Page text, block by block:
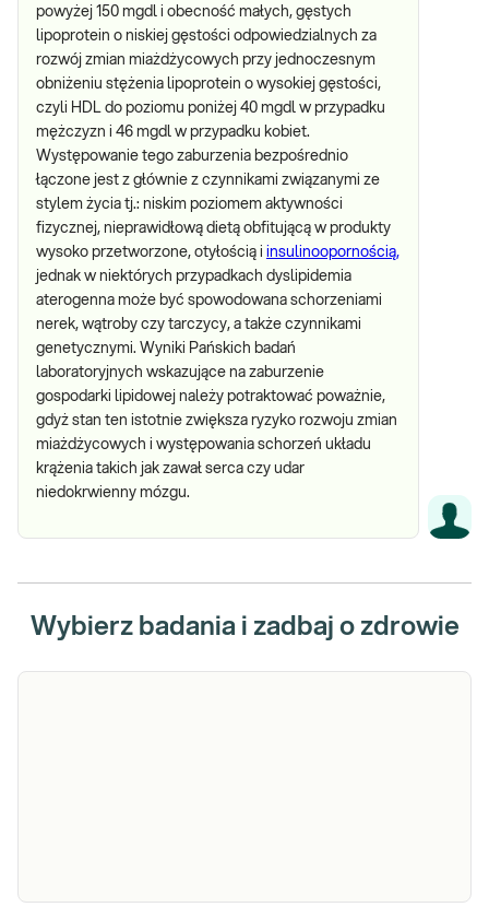
powyżej 150 mgdl i obecność małych, gęstych
lipoprotein o niskiej gęstości odpowiedzialnych za
rozwój zmian miażdżycowych przy jednoczesnym
obniżeniu stężenia lipoprotein o wysokiej gęstości,
czyli HDL do poziomu poniżej 40 mgdl w przypadku
mężczyzn i 46 mgdl w przypadku kobiet.
Występowanie tego zaburzenia bezpośrednio
łączone jest z głównie z czynnikami związanymi ze
stylem życia tj.: niskim poziomem aktywności
fizycznej, nieprawidłową dietą obfitującą w produkty
wysoko przetworzone, otyłością i insulinoopornością,
jednak w niektórych przypadkach dyslipidemia
aterogenna może być spowodowana schorzeniami
nerek, wątroby czy tarczycy, a także czynnikami
genetycznymi. Wyniki Pańskich badań
laboratoryjnych wskazujące na zaburzenie
gospodarki lipidowej należy potraktować poważnie,
gdyż stan ten istotnie zwiększa ryzyko rozwoju zmian
miażdżycowych i występowania schorzeń układu
krążenia takich jak zawał serca czy udar
niedokrwienny mózgu.
Wybierz badania i zadbaj o zdrowie